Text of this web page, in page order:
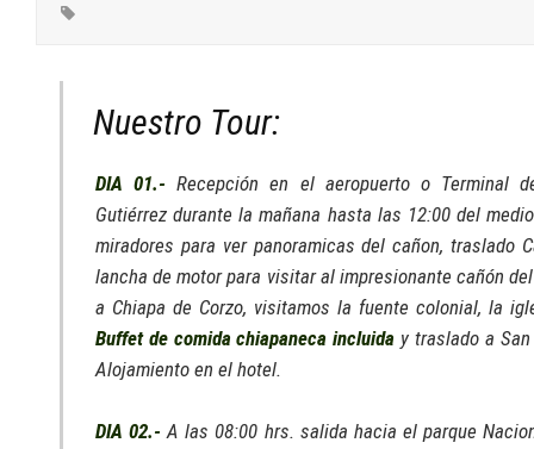
Nuestro Tour:
DIA 01.- Recepción en el aeropuerto o Terminal
Gutiérrez durante la mañana hasta las 12:00 del
miradores para ver panoramicas del cañon, traslado
lancha de motor para visitar al impresionante cañón
a Chiapa de Corzo, visitamos la fuente colonial, la
Buffet de comida chiapaneca incluida y traslado a
Alojamiento en el hotel.
DIA 02.- A las 08:00 hrs. salida hacia el parque